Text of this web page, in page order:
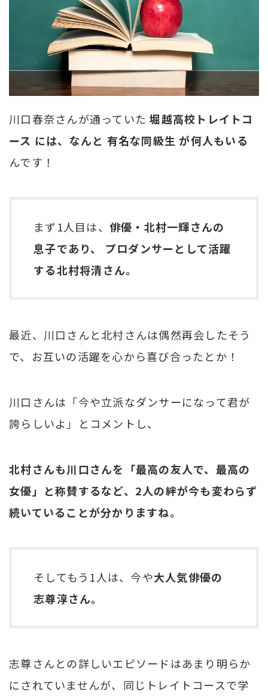
川口春奈さんが通っていた堀越高校トレイトコ
ース には、なんと 有名な同級生 が何人もいる
んです！
まず1人目は、 俳優・北村一輝さんの
息子であり、 プロダンサーとして活躍
する北村将清さん。
最近、川口さんと北村さんは偶然再会したそう
で、お互いの活躍を心から喜び合ったとか！
川口さんは「今や立派なダンサーになって君が
誇らしいよ」とコメントし、
北村さんも川口さんを「最高の友人で、最高の
女優」と称賛するなど、2人の絆が今も変わらず
続いていることが分かりますね。
そしてもう1人は、今や大人気俳優の
志尊淳さん。
志尊さんとの詳しいエピソードはあまり明らか
にされていませんが、同じトレイトコースで学